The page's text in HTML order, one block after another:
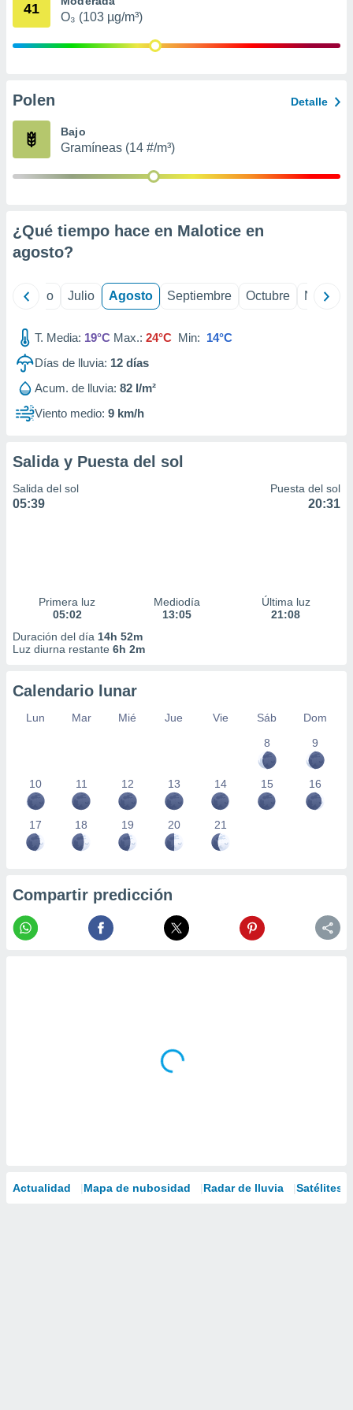
publicidad
de
1199
41
O₃ (103 µg/m³)
Polen Detalle
Bajo
Gramíneas (14 #/m³)
¿Qué tiempo hace en Malotice en
agosto?
Junio Julio Agosto Septiembre Octubre
T. Media: 19°C Max.: 24°C Min: 14°C
Días de lluvia: 12 días
Acum. de lluvia: 82 l/m²
Viento medio: 9 km/h
Salida y Puesta del sol
Salida del sol
05:39
Puesta del sol
20:31
Primera luz
05:02
Mediodía
13:05
Última luz
21:08
Duración del día 14h 52m
Luz diurna restante 6h 2m
Calendario lunar
Lun Mar Mié Jue Vie Sáb
Dom
8
9
10 11 12 13 14 15 16
17 18 19 20 21
Compartir predicción
Actualidad Mapa de nubosidad Radar de lluvia Satélites